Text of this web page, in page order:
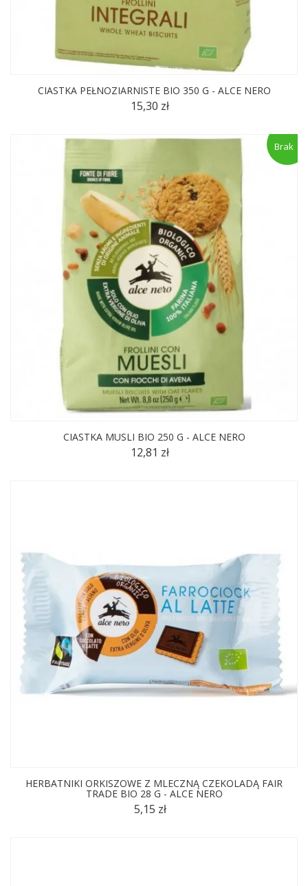
CIASTKA PEŁNOZIARNISTE BIO 350 G - ALCE NERO
15,30 zł
Brak
CIASTKA MUSLI BIO 250 G - ALCE NERO
12,81 zł
HERBATNIKI ORKISZOWE Z MLECZNĄ CZEKOLADĄ FAIR
TRADE BIO 28 G - ALCE NERO
5,15 zł